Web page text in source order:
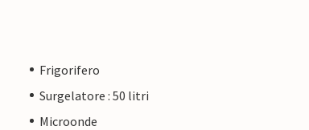
Frigorifero
Surgelatore : 50 litri
Microonde